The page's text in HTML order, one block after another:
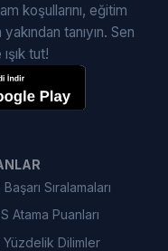
koşullarını, eğitim
tanıyın. Sen
tut!
Sıralamaları
Atama Puanları
Yüzdelik Dilimler